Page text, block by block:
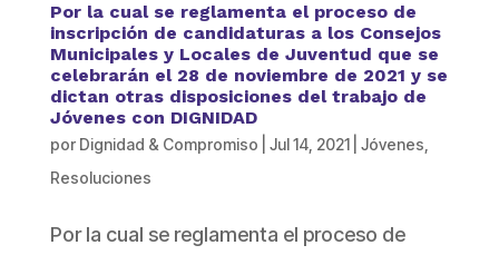
Por la cual se reglamenta el proceso de
inscripción de candidaturas a los Consejos
Municipales y Locales de Juventud que se
celebrarán el 28 de noviembre de 2021 y se
dictan otras disposiciones del trabajo de
Jóvenes con DIGNIDAD
por Dignidad & Compromiso Jul 14, 2021| Jóvenes
Resoluciones
Por la cual se reglamenta el proceso de